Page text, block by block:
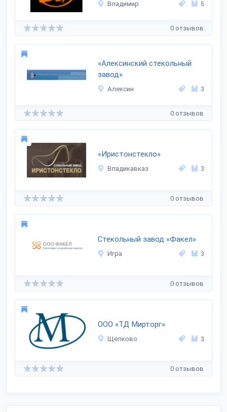
Владимир 5
0 отзывов
«Алексинский стекольный
завод»
Алексин 3
0 отзывов
«Иристонстекло»
Владикавказ 3
0 отзывов
Стекольный завод «Факел»
Игра 3
0 отзывов
ООО «ТД Мирторг»
Щелково 3
0 отзывов